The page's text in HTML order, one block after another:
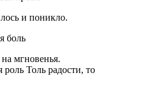
и поникло.
боль
мгновенья.
роль Толь радости, то